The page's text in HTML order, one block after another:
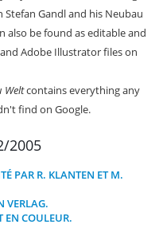
Stefan Gandl and his Neubau
also be found as editable and
Adobe Illustrator files on
Weltcontains everything any
find on Google.
2005
PAR R. KLANTEN ET M.
VERLAG.
EN COULEUR.